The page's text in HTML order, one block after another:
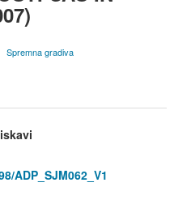
Spremna gradiva
ADP_SJM062_V1